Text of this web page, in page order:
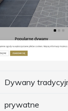
Dywany
prywatne